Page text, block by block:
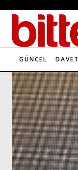
GÜNCEL DAVET